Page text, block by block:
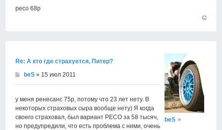
ресо 68р
Re: А кто где страхуется, Питер?
beS » 15 июл 2011
у меня ренесанс 75р, потому что 23 лет нету. В
некоторых страховых сыра вообще нету) Я когда
своего страховал, был вариант РЕСО за 58 тысяч,
но предупредили, что есть проблема с ними, очень
beS